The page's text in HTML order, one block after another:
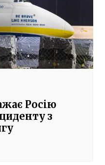
Росію
з